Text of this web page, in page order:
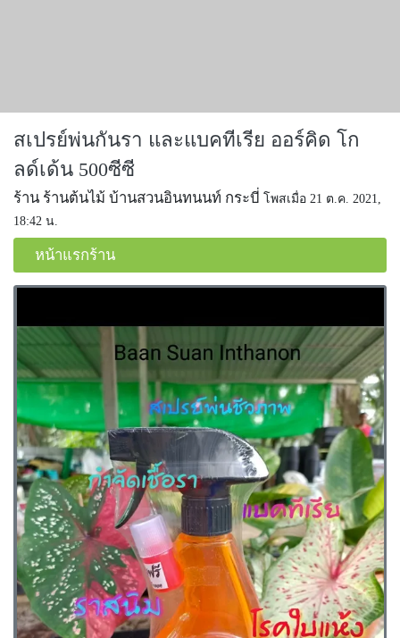
สเปรย์พ่นกันรา และแบคทีเรีย ออร์คิด โก
ลด์เด้น 500ซีซี
ร้าน ร้านต้นไม้ บ้านสวนอินทนนท์ กระบี่ โพสเมื่อ 21 ต.ค. 2021,
18:42 น.
หน้าแรกร้าน